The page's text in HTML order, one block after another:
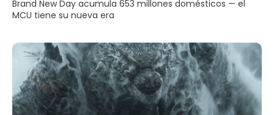
Brand New Day acumula 653 millones domésticos — el
MCU tiene su nueva era